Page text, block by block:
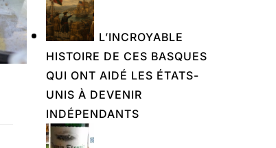
L’INCROYABLE
HISTOIRE DE CES BASQUES
QUI ONT AIDÉ LES ÉTATS-
UNIS À DEVENIR
INDÉPENDANTS